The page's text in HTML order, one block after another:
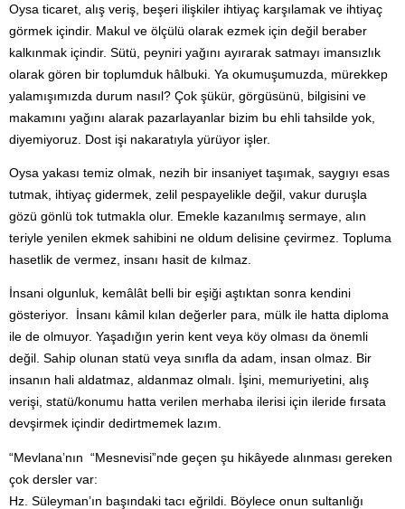
Oysa ticaret, alış veriş, beşeri ilişkiler ihtiyaç karşılamak ve ihtiyaç
görmek içindir. Makul ve ölçülü olarak ezmek için değil beraber
kalkınmak içindir. Sütü, peyniri yağını ayırarak satmayı imansızlık
olarak gören bir toplumduk hâlbuki. Ya okumuşumuzda, mürekkep
yalamışımızda durum nasıl? Çok şükür, görgüsünü, bilgisini ve
makamını yağını alarak pazarlayanlar bizim bu ehli tahsilde yok,
diyemiyoruz. Dost işi nakaratıyla yürüyor işler.
Oysa yakası temiz olmak, nezih bir insaniyet taşımak, saygıyı esas
tutmak, ihtiyaç gidermek, zelil pespayelikle değil, vakur duruşla
gözü gönlü tok tutmakla olur. Emekle kazanılmış sermaye, alın
teriyle yenilen ekmek sahibini ne oldum delisine çevirmez. Topluma
hasetlik de vermez, insanı hasit de kılmaz.
İnsani olgunluk, kemâlât belli bir eşiği aştıktan sonra kendini
gösteriyor. İnsanı kâmil kılan değerler para, mülk ile hatta diploma
ile de olmuyor. Yaşadığın yerin kent veya köy olması da önemli
değil. Sahip olunan statü veya sınıfla da adam, insan olmaz. Bir
insanın hali aldatmaz, aldanmaz olmalı. İşini, memuriyetini, alış
verişi, statü/konumu hatta verilen merhaba ilerisi için ileride fırsata
devşirmek içindir dedirtmemek lazım.
“Mevlana’nın “Mesnevisi”nde geçen şu hikâyede alınması gereken
çok dersler var:
Hz. Süleyman’ın başındaki tacı eğrildi. Böylece onun sultanlığı